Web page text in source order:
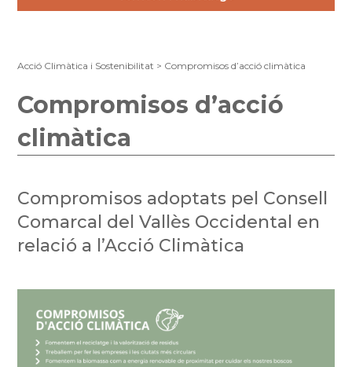
Acció Climàtica i Sostenibilitat > Compromisos d’acció climàtica
Compromisos d’acció
climàtica
Compromisos adoptats pel Consell
Comarcal del Vallès Occidental en
relació a l’Acció Climàtica